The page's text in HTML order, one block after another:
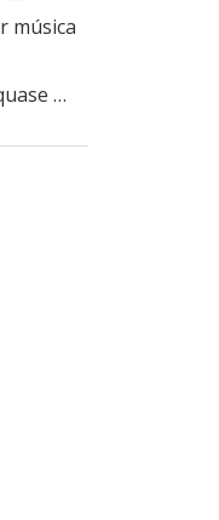
música
…